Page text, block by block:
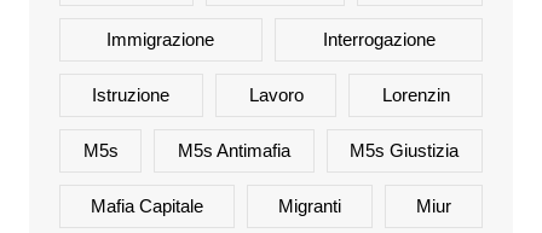
Immigrazione Interrogazione
Istruzione Lavoro Lorenzin
M5s M5s Antimafia M5s Giustizia
Mafia Capitale Migranti Miur